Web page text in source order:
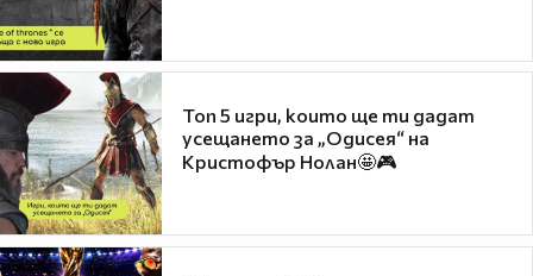
Топ 5 игри, които ще ти дадат
усещането за „Одисея“ на
Кристофър Нолан🤩🎮